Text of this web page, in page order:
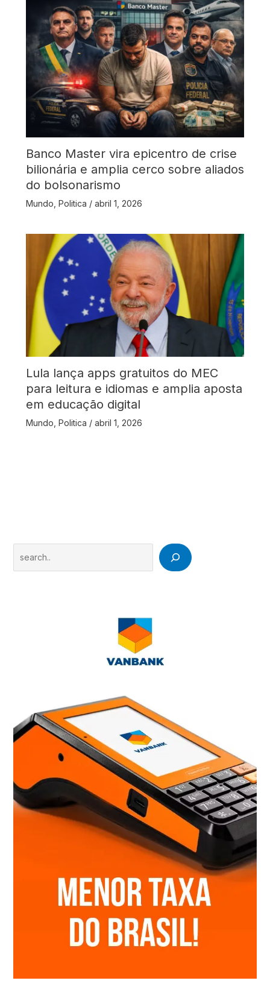
Banco Master vira epicentro de crise
bilionária e amplia cerco sobre aliados
do bolsonarismo
Mundo Politica / abril 1, 2026
Lula lança apps gratuitos do MEC
para leitura e idiomas e amplia aposta
em educação digital
Mundo Politica / abril 1, 2026